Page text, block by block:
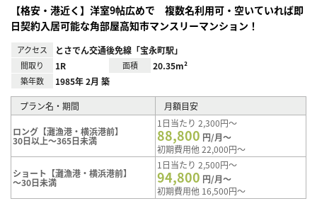
【格安・港近く】洋室9帖広めで 複数名利用可・空いていれば即
日契約入居可能な角部屋高知市マンスリーマンション！
アクセス とさでん交通後免線「宝永町駅」
間取り 1R 面積 20.35m²
築年数 1985年 2月 築
プラン名・期間 月額目安
ロング【灘漁港・横浜港前】
30日以上～365日未満
1日当たり 2,300円～
88,800 円/月～
初期費用他 22,000円～
ショート【灘漁港・横浜港前】
～30日未満
1日当たり 2,500円～
94,800 円/月～
初期費用他 16,500円～